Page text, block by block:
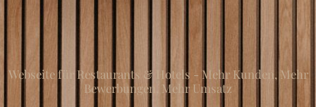
Webseite für Restaurants & Hotels - Mehr Kunden, Mehr
Bewerbungen, Mehr Umsatz